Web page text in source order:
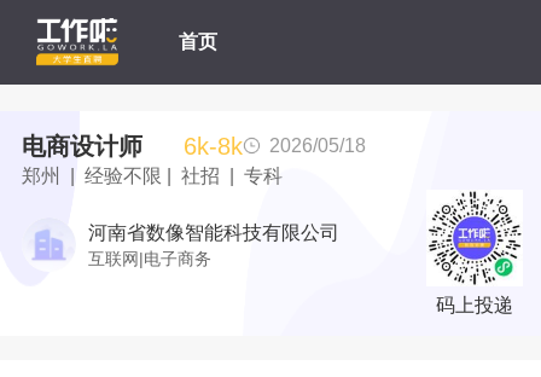
首页
电商设计师 6k-8k
2026/05/18
郑州 | 经验不限 | 社招 | 专科
河南省数像智能科技有限公司
互联网|电子商务
码上投递